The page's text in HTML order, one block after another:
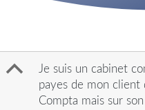
B
Je suis un cabinet
payes de mon client
Compta mais sur